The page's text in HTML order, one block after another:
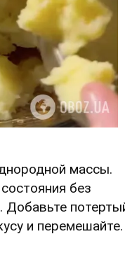
массы.
без
и перемешайте.